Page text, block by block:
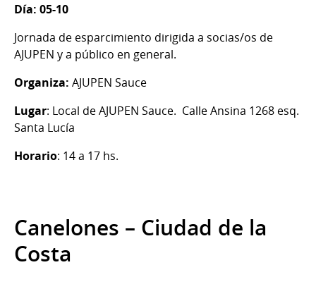
Día: 05-10
Jornada de esparcimiento dirigida a socias/os de
AJUPEN y a público en general.
Organiza: AJUPEN Sauce
Lugar: Local de AJUPEN Sauce. Calle Ansina 1268 esq.
Santa Lucía
Horario: 14 a 17 hs.
Canelones – Ciudad de la
Costa